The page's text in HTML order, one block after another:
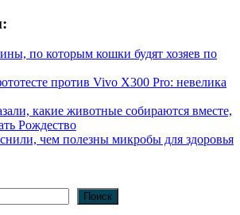
по которым кошки будят хозяев по
против Vivo X300 Pro: невелика
какие животные собираются вместе,
Рождество
чем полезны микробы для здоровья
Поиск